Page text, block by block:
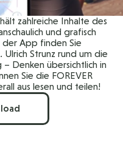
zahlreiche Inhalte des
und grafisch
App finden Sie
Strunz rund um die
Denken übersichtlich in
Sie die FOREVER
aus lesen und teilen!